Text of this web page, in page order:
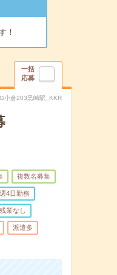
！
一括
応募
小倉203黒崎駅_KKR
複数名募集
週4日勤務
残業なし
派遣多